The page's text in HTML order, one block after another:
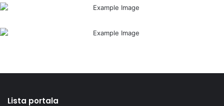
Lista portala